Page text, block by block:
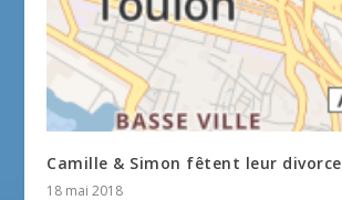
Camille & Simon fêtent leur divorce
18 mai 2018